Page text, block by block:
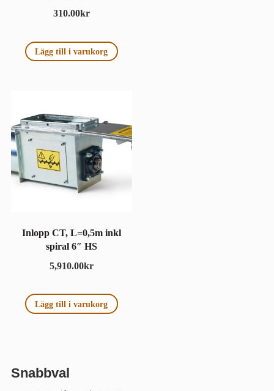
310.00kr
Lägg till i varukorg
Inlopp CT, L=0,5m inkl
spiral 6″ HS
5,910.00kr
Lägg till i varukorg
Snabbval